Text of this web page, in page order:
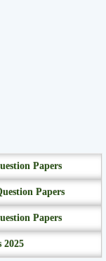
Papers
Papers
Papers
2025